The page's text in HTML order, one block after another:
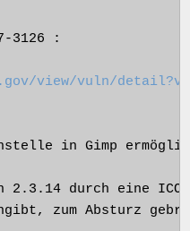
3126 :
view/vuln/
in Gimp
2.3.14 durch eine